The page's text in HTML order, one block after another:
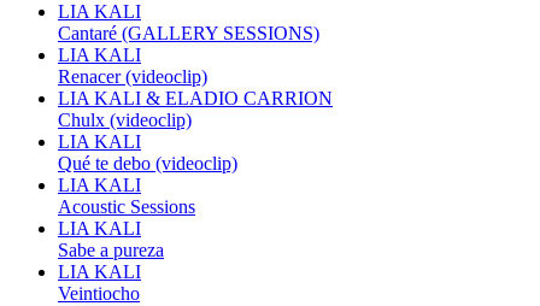
LIA KALI
Cantaré (GALLERY SESSIONS)
LIA KALI
Renacer (videoclip)
LIA KALI & ELADIO CARRION
Chulx (videoclip)
LIA KALI
Qué te debo (videoclip)
LIA KALI
Acoustic Sessions
LIA KALI
Sabe a pureza
LIA KALI
Veintiocho